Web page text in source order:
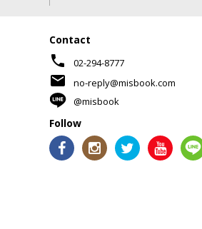
Contact
phone 02-294-8777
mail
no-reply@misbook.com
@misbook
Follow